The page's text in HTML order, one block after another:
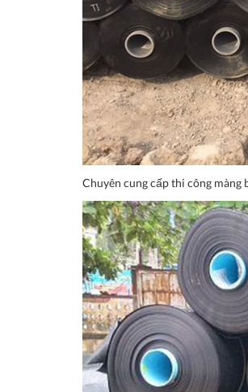
Chuyên cung cấp thi công